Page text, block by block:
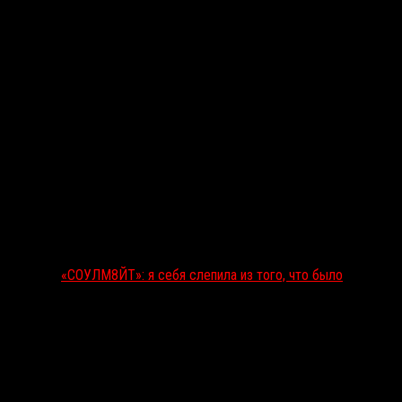
«СОУЛМ8ЙТ»: я себя слепила из того, что было